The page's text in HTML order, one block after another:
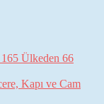
165 Ülkeden 66
Kapı ve Cam